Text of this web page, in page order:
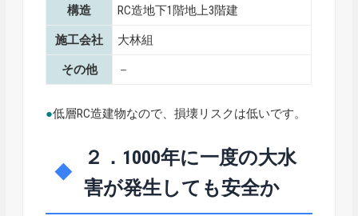
構造 RC造地下1階地上3階建
施工会社 大林組
その他 －
●低層RC造建物なので、損壊リスクは低いです。
２．1000年に一度の大水
害が発生しても安全か